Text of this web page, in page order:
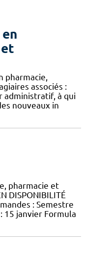
pharmacie,
associés :
administratif, à qui
nouveaux in
pharmacie et
DISPONIBILITÉ
: Semestre
15 janvier Formula